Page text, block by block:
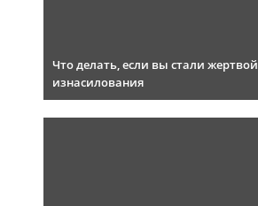
Что делать, если вы стали жертвой
изнасилования